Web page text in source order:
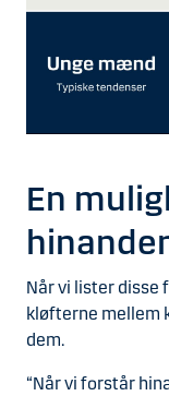
En
Når vi lister disse
kløfterne mellem
dem.
“Når vi forstår